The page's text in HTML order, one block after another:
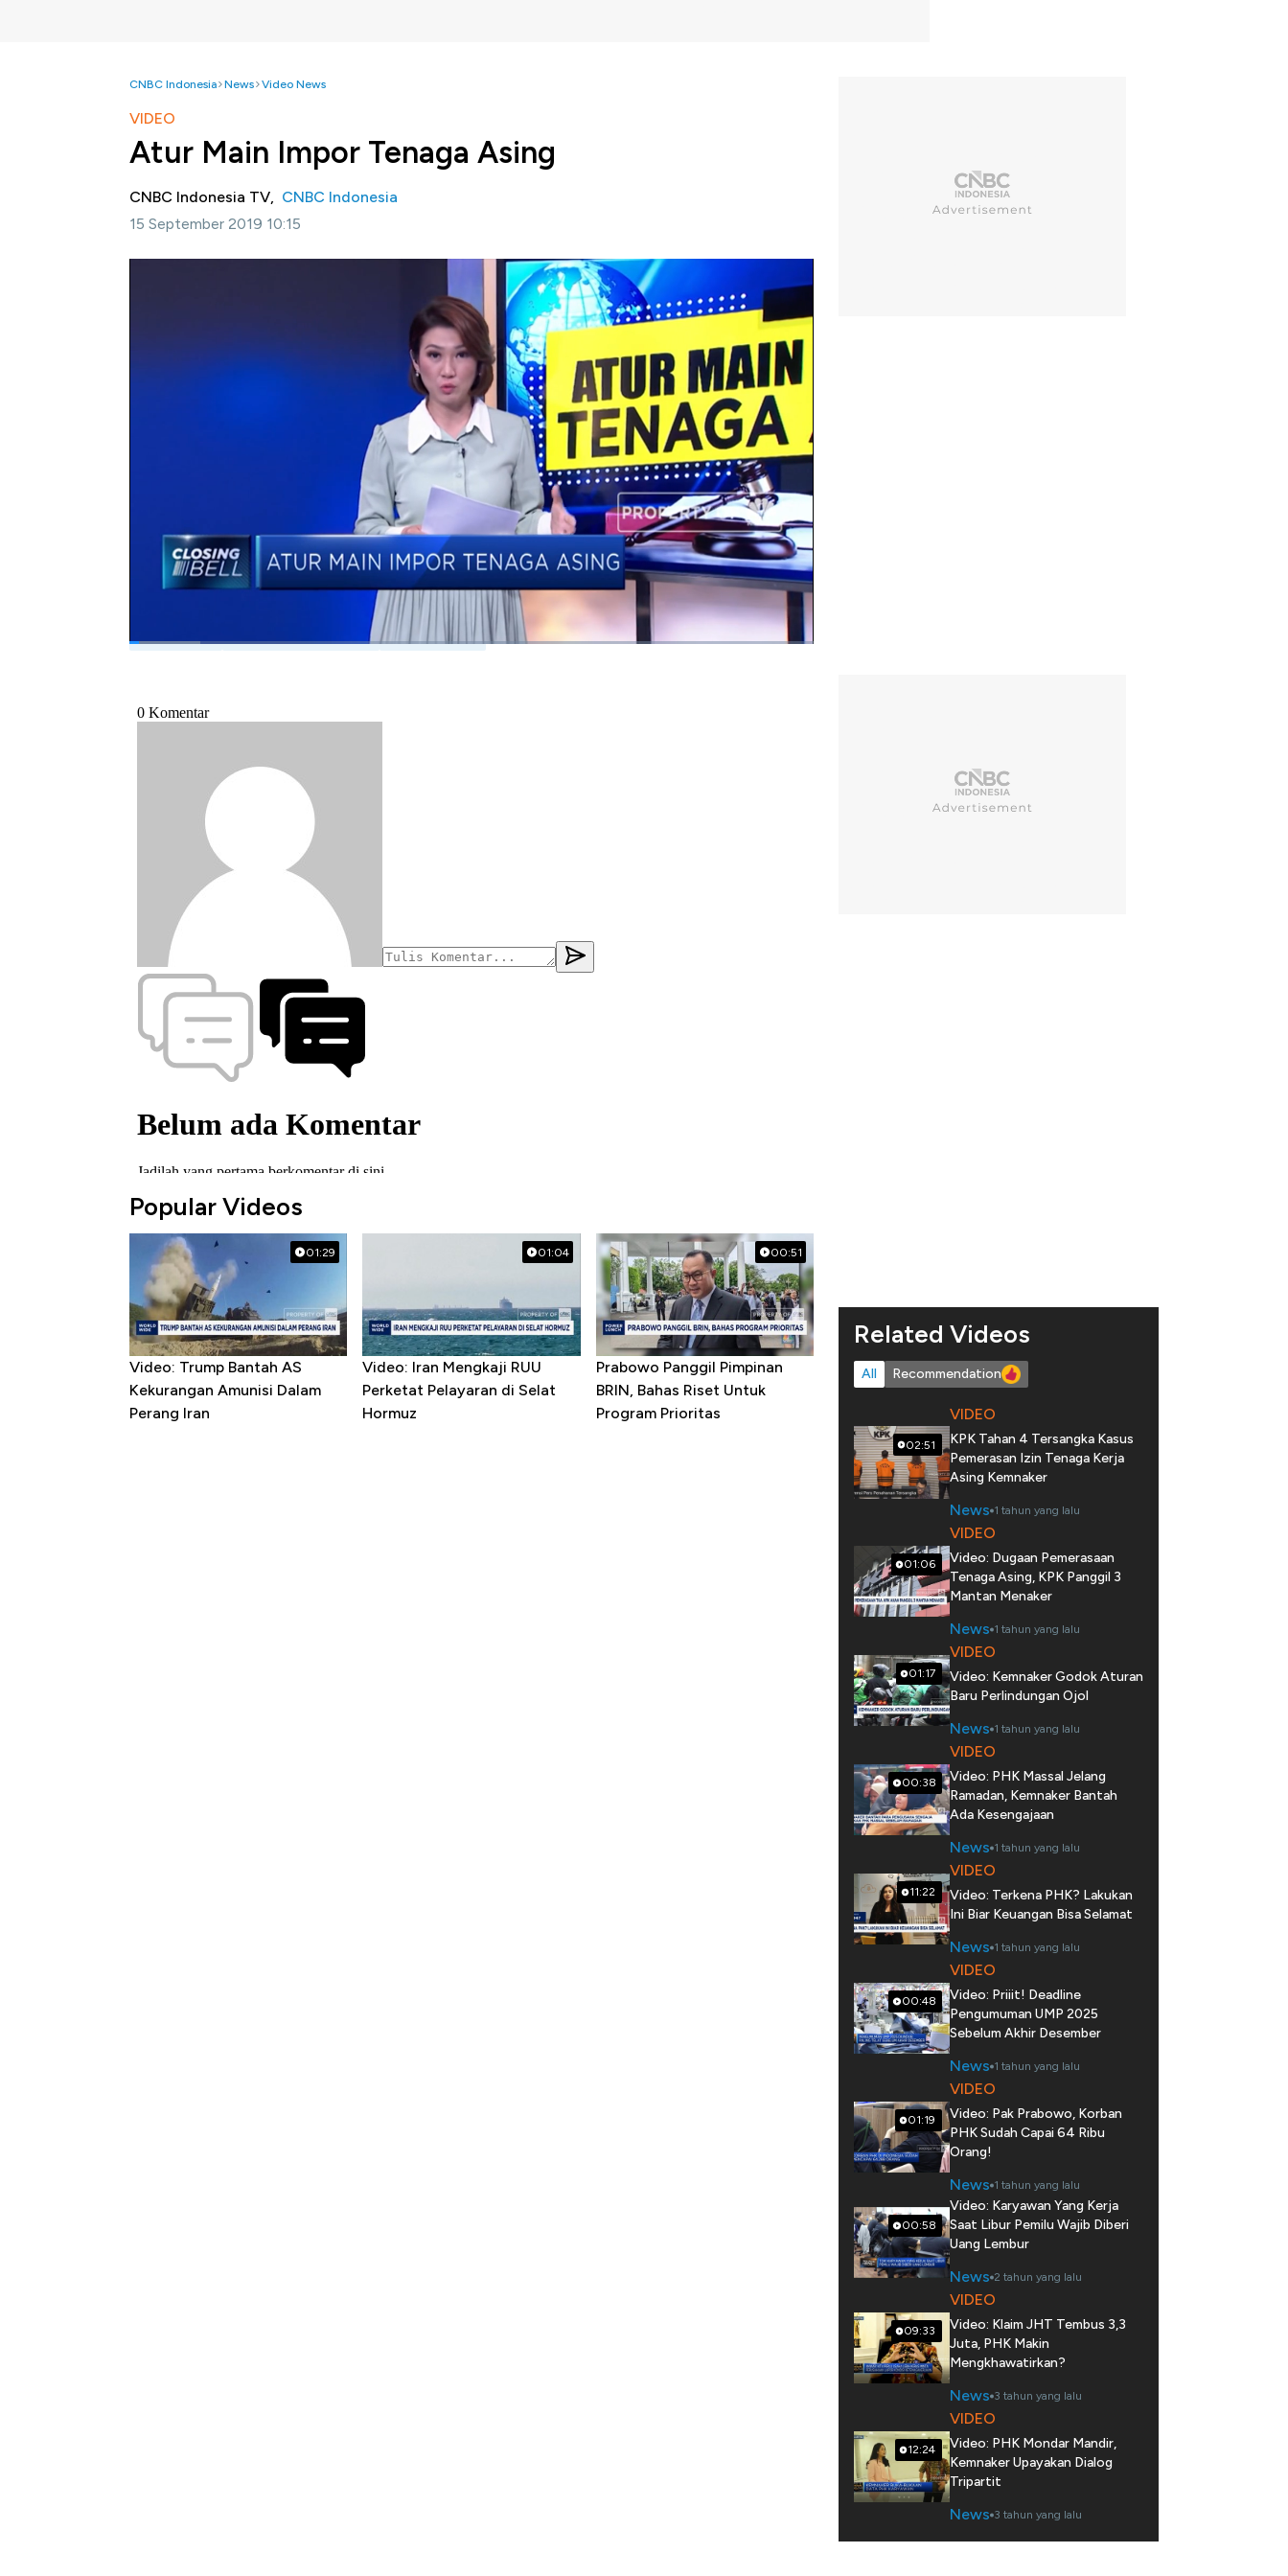
CNBC Indonesia News Video News
VIDEO
Atur Main Impor Tenaga Asing
CNBC Indonesia TV, CNBC Indonesia
15 September 2019 10:15
Kementerian Ketenagakerjaan menetapkan sebanyak 2.196 jabatan bisa
diduduki oleh pekerja asing. Angka tersebut bertambah jika dibandingkan ketentuan sebelumnya dan
mencakup 18 sektor usaha yang ada di Indonesia. Ketentuan itu diatur dalam Peraturan Menteri
Ketenagakerjaan No 229 Tahun 2019 tentang jabatan tertentu yang dapat diduduki oleh tenaga
kerja asing. Selain mengatur profesi yang dapat diduduki oleh asing dalam peraturan ini juga
ditegaskan persyaratan bahwa jabatan tenaga kerja asing akan dievaluasi paling singkat setiap dua
tahun atau sewaktu-waktu apabila diperlukan.
Aline Wiratmaja akan menjelaskan dalam program Closing Bell CNBC Indonesia (Senin, 09/09/2019)
Bagikan:
#tenaga kerja asing #jabatan tka
Popular Videos
01:29
Video: Trump Bantah AS
Kekurangan Amunisi Dalam
Perang Iran
01:04
Video: Iran Mengkaji RUU
Perketat Pelayaran di Selat
Hormuz
00:51
Prabowo Panggil Pimpinan
BRIN, Bahas Riset Untuk
Program Prioritas
Related Videos
All Recommendation
02:51
VIDEO
KPK Tahan 4 Tersangka Kasus
Pemerasan Izin Tenaga Kerja
Asing Kemnaker
News 1 tahun yang lalu
01:06
VIDEO
Video: Dugaan Pemerasaan
Tenaga Asing, KPK Panggil 3
Mantan Menaker
News 1 tahun yang lalu
01:17
VIDEO
Video: Kemnaker Godok Aturan
Baru Perlindungan Ojol
News 1 tahun yang lalu
00:38
VIDEO
Video: PHK Massal Jelang
Ramadan, Kemnaker Bantah
Ada Kesengajaan
News 1 tahun yang lalu
11:22
VIDEO
Video: Terkena PHK? Lakukan
Ini Biar Keuangan Bisa Selamat
News 1 tahun yang lalu
00:48
VIDEO
Video: Priiit! Deadline
Pengumuman UMP 2025
Sebelum Akhir Desember
News 1 tahun yang lalu
01:19
VIDEO
Video: Pak Prabowo, Korban
PHK Sudah Capai 64 Ribu
Orang!
News 1 tahun yang lalu
00:58
Video: Karyawan Yang Kerja
Saat Libur Pemilu Wajib Diberi
Uang Lembur
News 2 tahun yang lalu
09:33
VIDEO
Video: Klaim JHT Tembus 3,3
Juta, PHK Makin
Mengkhawatirkan?
News 3 tahun yang lalu
12:24
VIDEO
Video: PHK Mondar Mandir,
Kemnaker Upayakan Dialog
Tripartit
News 3 tahun yang lalu